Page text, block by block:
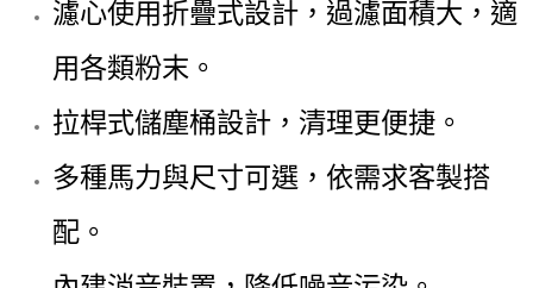
濾心使用折疊式設計，過濾面積大，適
用各類粉末。
拉桿式儲塵桶設計，清理更便捷。
多種馬力與尺寸可選，依需求客製搭
配。